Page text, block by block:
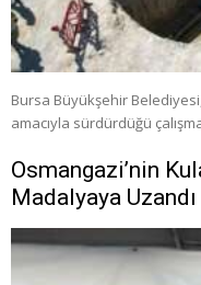
Bursa Büyükşehir
amacıyla sürdürdüğü
Osmangazi’nin
Madalyaya Uzandı